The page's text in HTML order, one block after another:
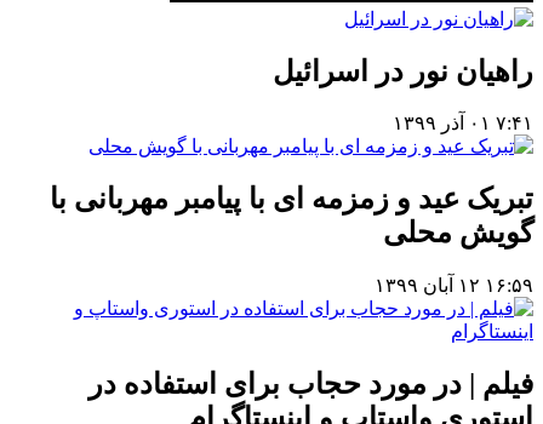
راهیان نور در اسرائیل
۷:۴۱ ۰۱ آذر ۱۳۹۹
تبریک عید و زمزمه ای با پیامبر مهربانی با
گویش محلی
۱۶:۵۹ ۱۲ آبان ۱۳۹۹
فیلم | در مورد حجاب برای استفاده در